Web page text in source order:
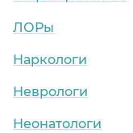
ЛОРы
Наркологи
Неврологи
Неонатологи